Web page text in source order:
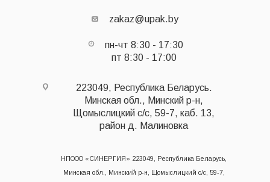
zakaz@upak.by
пн-чт 8:30 - 17:30
пт 8:30 - 17:00
223049, Республика Беларусь.
Минская обл., Минский р-н,
Щомыслицкий с/с, 59-7, каб. 13,
район д. Малиновка
НПООО «СИНЕРГИЯ» 223049, Республика Беларусь,
Минская обл., Минский р-н, Щомыслицкий с/с, 59-7,